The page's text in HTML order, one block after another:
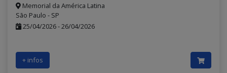
Memorial da América Latina
São Paulo - SP
25/04/2026-26/04/2026
+ infos